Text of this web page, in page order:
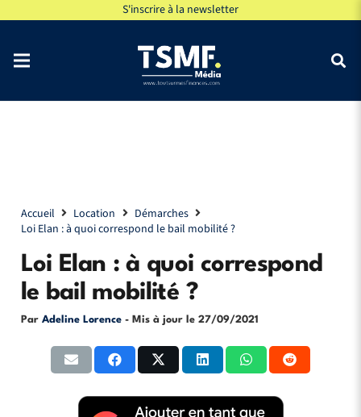
S'inscrire à la newsletter
Accueil Location
Démarches
Loi Elan : à quoi correspond le bail mobilité ?
Loi Elan : à quoi correspond
le bail mobilité ?
Par Adeline Lorence - Mis à jour le 27/09/2021